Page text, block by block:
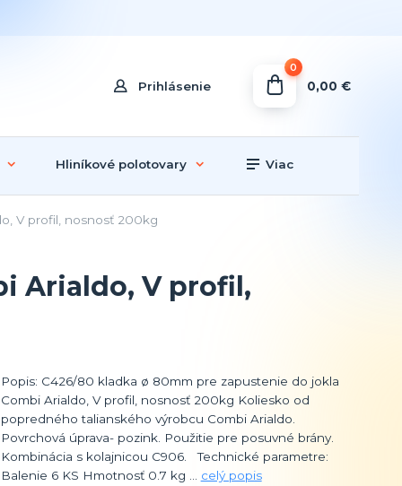
Prihlásenie
0
0,00 €
Hliníkové polotovary Viac
V profil, nosnosť 200kg
Arialdo, V profil,
Popis: C426/80 kladka ø 80mm pre zapustenie do jokla
Combi Arialdo, V profil, nosnosť 200kg Koliesko od
popredného talianského výrobcu Combi Arialdo.
Povrchová úprava- pozink. Použitie pre posuvné brány.
Kombinácia s kolajnicou C906. Technické parametre:
Balenie 6 KS Hmotnosť 0.7 kg ... celý popis